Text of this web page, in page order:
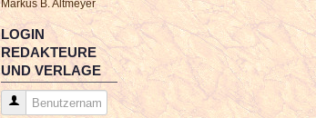
Markus B. Altmeyer
LOGIN
REDAKTEURE
UND VERLAGE
Benutzername